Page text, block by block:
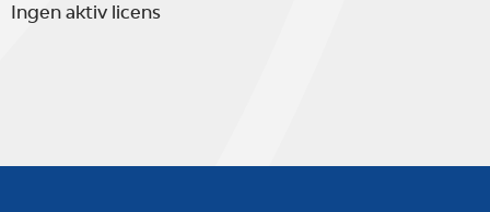
Ingen aktiv licens